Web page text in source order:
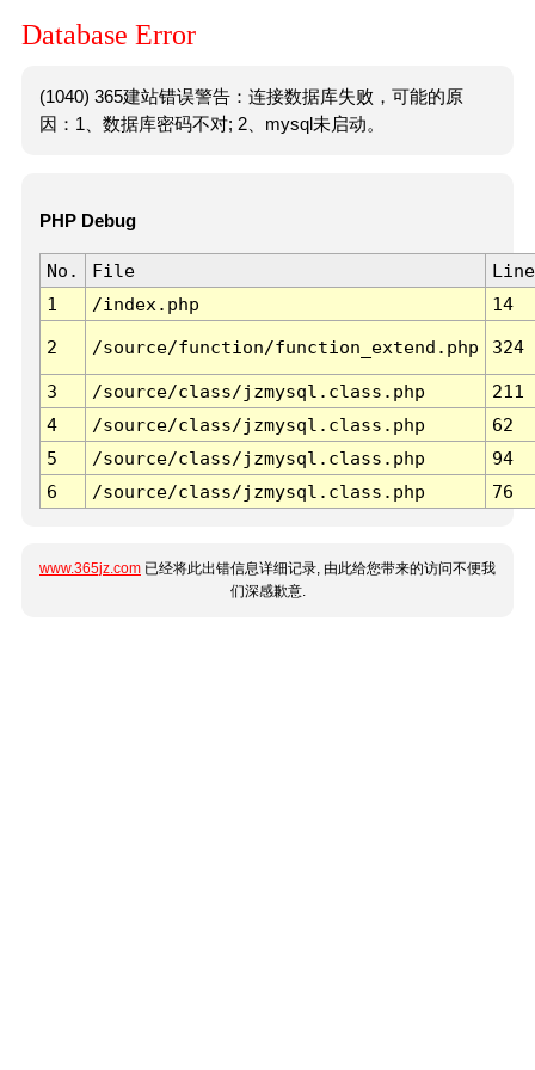
Database Error
(1040) 365建站错误警告：连接数据库失败，可能的原
因：1、数据库密码不对; 2、mysql未启动。
PHP Debug
No. File
Line
1
/index.php 14
2 /source/function/function_extend.php 324
3 /source/class/jzmysql.class.php
211
4
/source/class/jzmysql.class.php
62
5
/source/class/jzmysql.class.php
94
6
/source/class/jzmysql.class.php 76
www.365jz.com 已经将此出错信息详细记录, 由此给您带来的访问不便我
们深感歉意.